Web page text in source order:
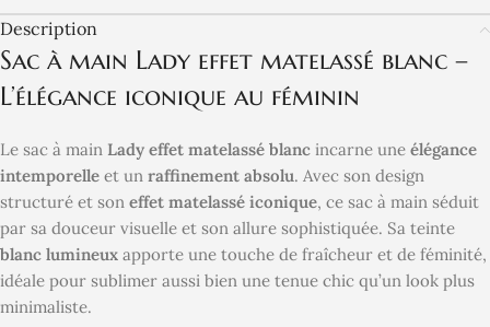
Description
Sac à main Lady effet matelassé blanc –
L’élégance iconique au féminin
Le sac à main Lady effet matelassé blanc incarne une élégance
intemporelle et un raffinement absolu. Avec son design
structuré et son effet matelassé iconique, ce sac à main séduit
par sa douceur visuelle et son allure sophistiquée. Sa teinte
blanc lumineux apporte une touche de fraîcheur et de féminité,
idéale pour sublimer aussi bien une tenue chic qu’un look plus
minimaliste.